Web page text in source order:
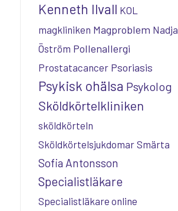
Kenneth Ilvall KOL
magkliniken Magproblem Nadja
Öström Pollenallergi
Prostatacancer Psoriasis
Psykisk ohälsa Psykolog
Sköldkörtelkliniken
sköldkörteln
Sköldkörtelsjukdomar Smärta
Sofia Antonsson
Specialistläkare
Specialistläkare online